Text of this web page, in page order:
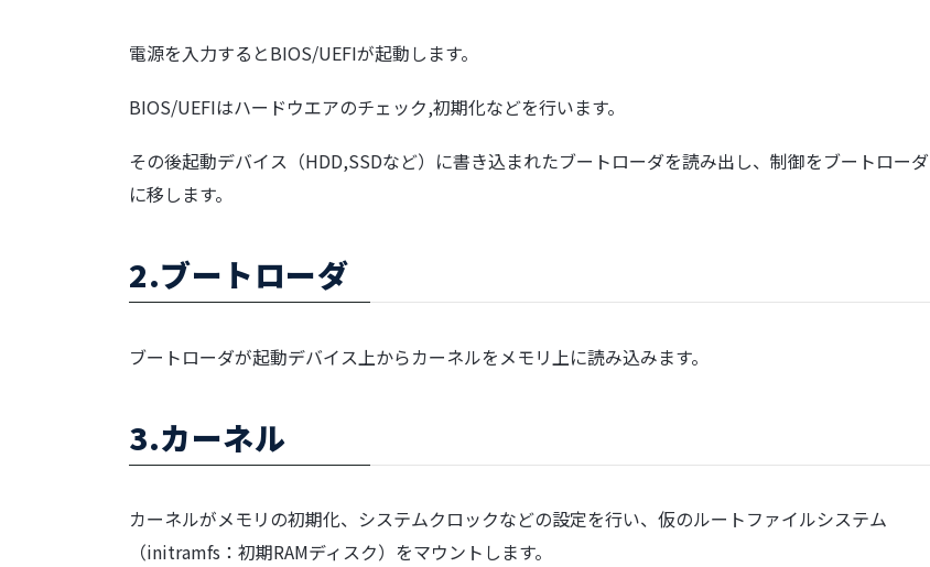
電源を入力するとBIOS/UEFIが起動します。
BIOS/UEFIはハードウエアのチェック,初期化などを行います。
その後起動デバイス（HDD,SSDなど）に書き込まれたブートローダを読み出し、制御をブートローダ
に移します。
2.ブートローダ
ブートローダが起動デバイス上からカーネルをメモリ上に読み込みます。
3.カーネル
カーネルがメモリの初期化、システムクロックなどの設定を行い、仮のルートファイルシステム
（initramfs：初期RAMディスク）をマウントします。